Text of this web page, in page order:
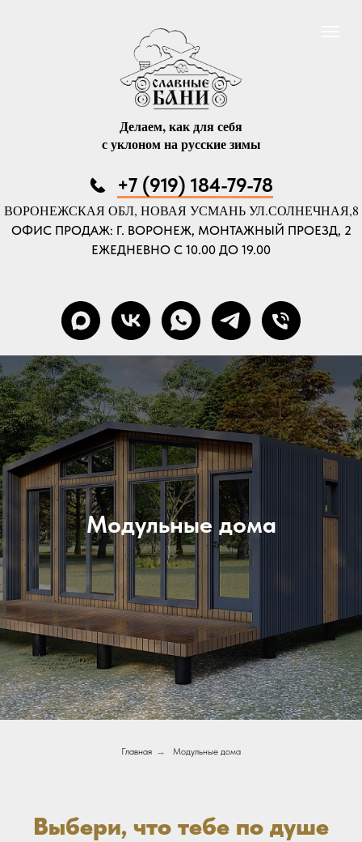
Делаем, как для себя
с уклоном на русские зимы
+7 (919) 184-79-78
ВОРОНЕЖСКАЯ ОБЛ, НОВАЯ УСМАНЬ УЛ.СОЛНЕЧНАЯ,8
ОФИС ПРОДАЖ: Г. ВОРОНЕЖ, МОНТАЖНЫЙ ПРОЕЗД, 2
ЕЖЕДНЕВНО С 10.00 ДО 19.00
Модульные дома
Главная → Модульные дома
Выбери, что тебе по душе